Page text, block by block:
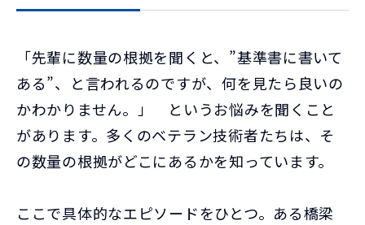
「先輩に数量の根拠を聞くと、”基準書に書いて
ある”、と言われるのですが、何を見たら良いの
かわかりません。」 というお悩みを聞くこと
があります。多くのベテラン技術者たちは、そ
の数量の根拠がどこにあるかを知っています。
ここで具体的なエピソードをひとつ。ある橋梁